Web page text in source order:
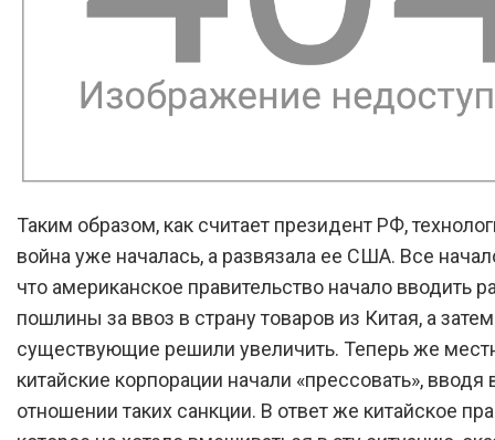
Таким образом, как считает президент РФ,
война уже началась, а развязала ее США. Все
что американское правительство начало вводить
пошлины за ввоз в страну товаров из Китая, а
существующие решили увеличить. Теперь же
китайские корпорации начали «прессовать», вводя
отношении таких санкции. В ответ же китайское